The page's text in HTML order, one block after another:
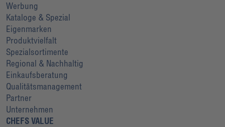
Werbung
Kataloge & Spezial
Eigenmarken
Produktvielfalt
Spezialsortimente
Regional & Nachhaltig
Einkaufsberatung
Qualitätsmanagement
Partner
Unternehmen
CHEFS VALUE